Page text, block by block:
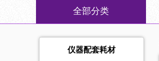
全部分类
仪器配套耗材